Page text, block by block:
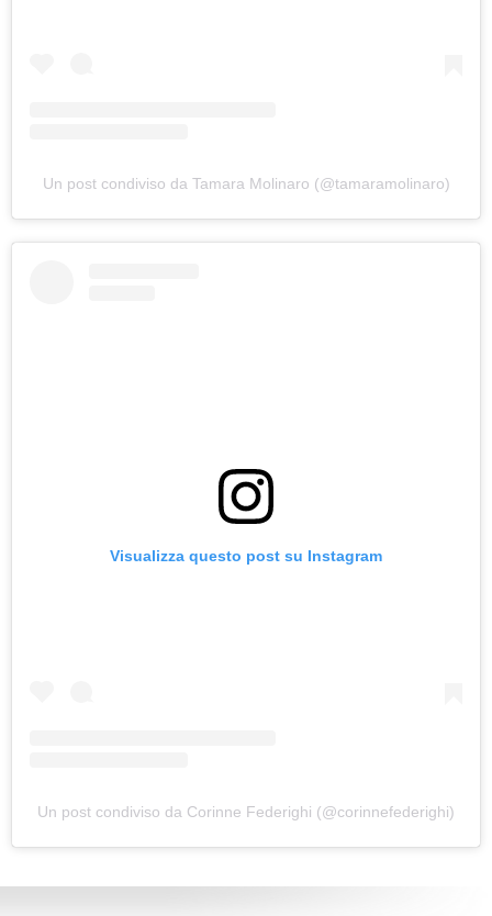
Un post condiviso da Tamara Molinaro (@tamaramolinaro)
Visualizza questo post su Instagram
Un post condiviso da Corinne Federighi (@corinnefederighi)